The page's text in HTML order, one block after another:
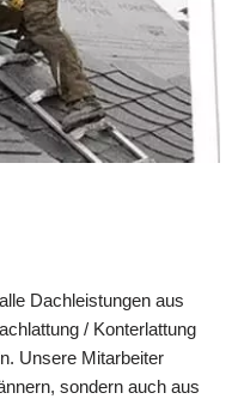
Dachleistungen aus
/ Konterlattung
Unsere Mitarbeiter
sondern auch aus